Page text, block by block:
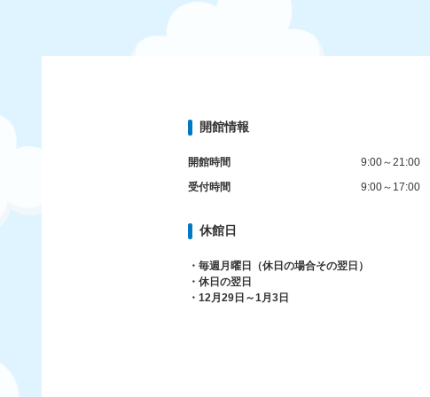
開館情報
開館時間
9:00～21:00
受付時間
9:00～17:00
休館日
・毎週月曜日（休日の場合その翌日）
・休日の翌日
・12月29日～1月3日